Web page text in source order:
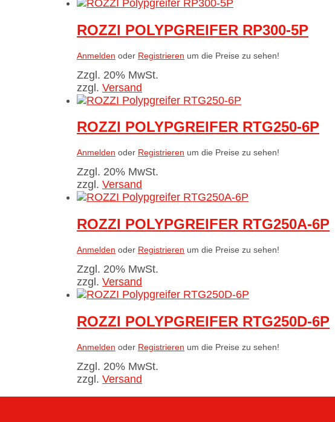
ROZZI POLYPGREIFER RP300-5P
Anmelden oder Registrieren um die Preise zu sehen!
Zzgl. 20% MwSt.
zzgl. Versand
ROZZI POLYPGREIFER RTG250-6P
Anmelden oder Registrieren um die Preise zu sehen!
Zzgl. 20% MwSt.
zzgl. Versand
ROZZI POLYPGREIFER RTG250A-6P
Anmelden oder Registrieren um die Preise zu sehen!
Zzgl. 20% MwSt.
zzgl. Versand
ROZZI POLYPGREIFER RTG250D-6P
Anmelden oder Registrieren um die Preise zu sehen!
Zzgl. 20% MwSt.
zzgl. Versand